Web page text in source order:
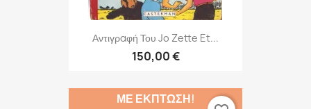
Αντιγραφή Του Jo Zette Et...
150,00 €
ΜΕ ΈΚΠΤΩΣΗ!